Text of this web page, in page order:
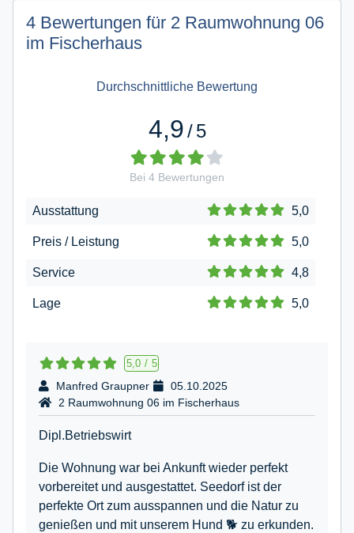
4 Bewertungen für 2 Raumwohnung 06
im Fischerhaus
Durchschnittliche Bewertung
4,9/ 5
Bei 4 Bewertungen
Ausstattung 5,0
Preis / Leistung 5,0
Service 4,8
Lage 5,0
5,0 / 5
Manfred Graupner
05.10.2025
2 Raumwohnung 06 im Fischerhaus
Dipl.Betriebswirt
Die Wohnung war bei Ankunft wieder perfekt
vorbereitet und ausgestattet. Seedorf ist der
perfekte Ort zum ausspannen und die Natur zu
genießen und mit unserem Hund 🐕 zu erkunden.